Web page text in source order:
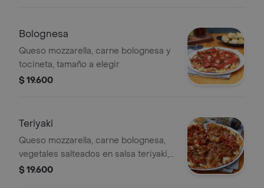
Bolognesa
Queso mozzarella, carne bolognesa y
tocineta, tamaño a elegir
$ 19.600
Teriyaki
Queso mozzarella, carne bolognesa,
vegetales salteados en salsa teriyaki,
tamaño a elegir
$ 19.600